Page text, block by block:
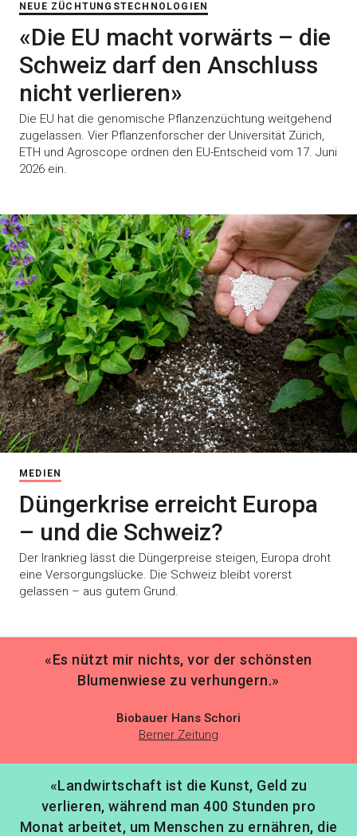
NEUE ZÜCHTUNGSTECHNOLOGIEN
«Die EU macht vorwärts – die
Schweiz darf den Anschluss
nicht verlieren»
Die EU hat die genomische Pflanzenzüchtung weitgehend
zugelassen. Vier Pflanzenforscher der Universität Zürich,
ETH und Agroscope ordnen den EU-Entscheid vom 17. Juni
2026 ein.
MEDIEN
Düngerkrise erreicht Europa
– und die Schweiz?
Der Irankrieg lässt die Düngerpreise steigen, Europa droht
eine Versorgungslücke. Die Schweiz bleibt vorerst
gelassen – aus gutem Grund.
«Es nützt mir nichts, vor der schönsten
Blumenwiese zu verhungern.»
Biobauer Hans Schori
Berner Zeitung
«Landwirtschaft ist die Kunst, Geld zu
verlieren, während man 400 Stunden pro
Monat arbeitet, um Menschen zu ernähren, die